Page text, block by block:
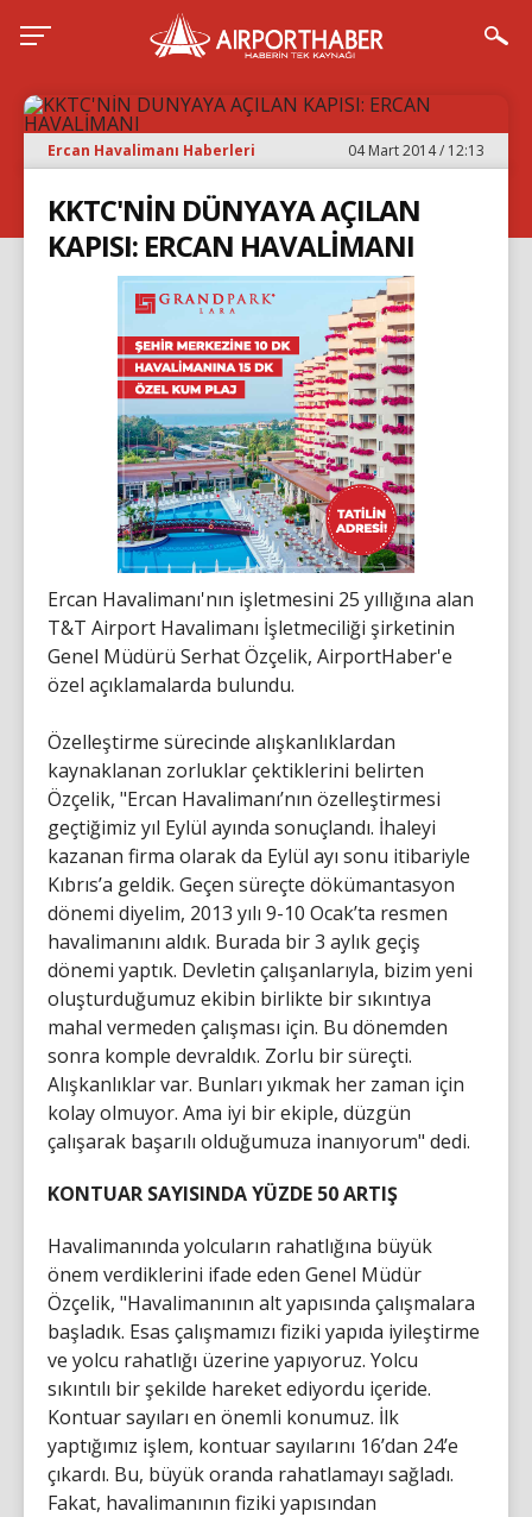
Ercan Havalimanı Haberleri 04 Mart 2014 / 12:13
KKTC'NİN DÜNYAYA AÇILAN
KAPISI: ERCAN HAVALİMANI
Ercan Havalimanı'nın işletmesini 25 yıllığına alan
T&T Airport Havalimanı İşletmeciliği şirketinin
Genel Müdürü Serhat Özçelik, AirportHaber'e
özel açıklamalarda bulundu.
Özelleştirme sürecinde alışkanlıklardan
kaynaklanan zorluklar çektiklerini belirten
Özçelik, "Ercan Havalimanı’nın özelleştirmesi
geçtiğimiz yıl Eylül ayında sonuçlandı. İhaleyi
kazanan firma olarak da Eylül ayı sonu itibariyle
Kıbrıs’a geldik. Geçen süreçte dökümantasyon
dönemi diyelim, 2013 yılı 9-10 Ocak’ta resmen
havalimanını aldık. Burada bir 3 aylık geçiş
dönemi yaptık. Devletin çalışanlarıyla, bizim yeni
oluşturduğumuz ekibin birlikte bir sıkıntıya
mahal vermeden çalışması için. Bu dönemden
sonra komple devraldık. Zorlu bir süreçti.
Alışkanlıklar var. Bunları yıkmak her zaman için
kolay olmuyor. Ama iyi bir ekiple, düzgün
çalışarak başarılı olduğumuza inanıyorum" dedi.
KONTUAR SAYISINDA YÜZDE 50 ARTIŞ
Havalimanında yolcuların rahatlığına büyük
önem verdiklerini ifade eden Genel Müdür
Özçelik, "Havalimanının alt yapısında çalışmalara
başladık. Esas çalışmamızı fiziki yapıda iyileştirme
ve yolcu rahatlığı üzerine yapıyoruz. Yolcu
sıkıntılı bir şekilde hareket ediyordu içeride.
Kontuar sayıları en önemli konumuz. İlk
yaptığımız işlem, kontuar sayılarını 16’dan 24’e
çıkardı. Bu, büyük oranda rahatlamayı sağladı.
Fakat, havalimanının fiziki yapısından